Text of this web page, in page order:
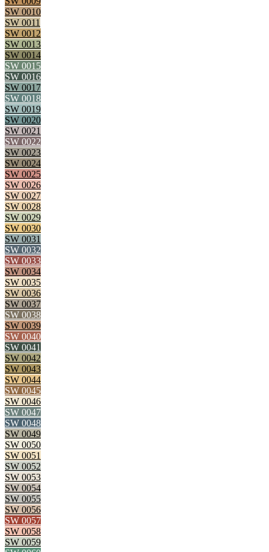
SW 0010
SW 0011
SW 0012
SW 0013
SW 0014
SW 0015
SW 0016
SW 0017
SW 0018
SW 0019
SW 0020
SW 0021
SW 0022
SW 0023
SW 0024
SW 0025
SW 0026
SW 0027
SW 0028
SW 0029
SW 0030
SW 0031
SW 0032
SW 0033
SW 0034
SW 0035
SW 0036
SW 0037
SW 0038
SW 0039
SW 0040
SW 0041
SW 0042
SW 0043
SW 0044
SW 0045
SW 0046
SW 0047
SW 0048
SW 0049
SW 0050
SW 0051
SW 0052
SW 0053
SW 0054
SW 0055
SW 0056
SW 0057
SW 0058
SW 0059